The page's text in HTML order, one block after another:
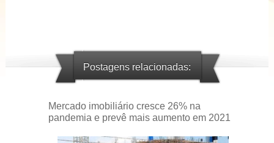
Postagens relacionadas:
Mercado imobiliário cresce 26% na
pandemia e prevê mais aumento em 2021